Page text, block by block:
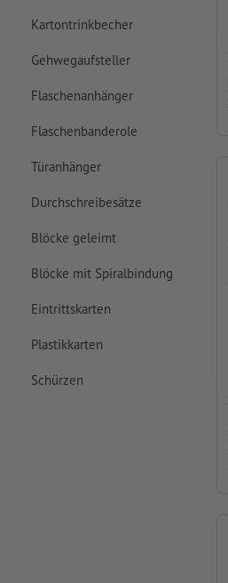
Kartontrinkbecher
Gehwegaufsteller
Flaschenanhänger
Flaschenbanderole
Türanhänger
Durchschreibesätze
Blöcke geleimt
Blöcke mit Spiralbindung
Eintrittskarten
Plastikkarten
Schürzen